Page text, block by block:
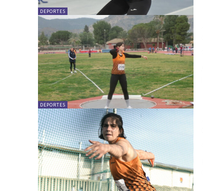
DEPORTES
DEPORTES